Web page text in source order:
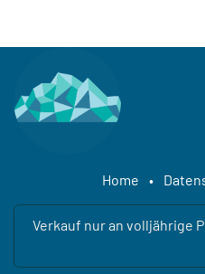
Home •
Verkauf nur an volljährige